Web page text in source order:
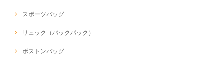
スポーツバッグ
リュック（バックパック）
ボストンバッグ